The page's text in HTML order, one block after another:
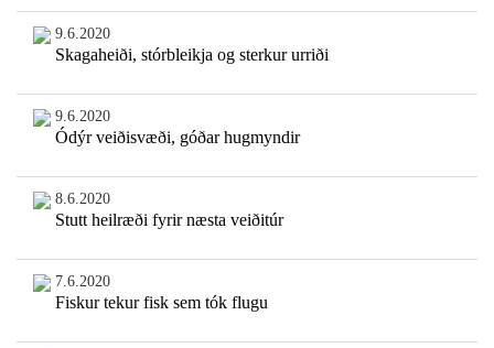
9.6.2020
Skagaheiði, stórbleikja og sterkur urriði
9.6.2020
Ódýr veiðisvæði, góðar hugmyndir
8.6.2020
Stutt heilræði fyrir næsta veiðitúr
7.6.2020
Fiskur tekur fisk sem tók flugu